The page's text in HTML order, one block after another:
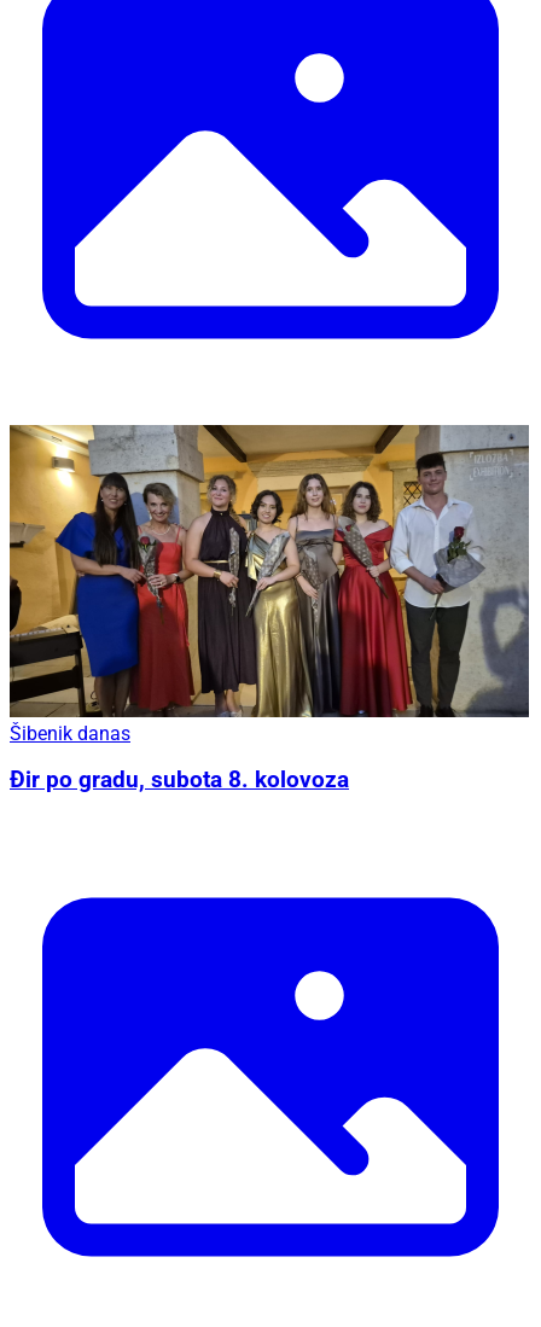
Šibenik danas
Đir po gradu, subota 8. kolovoza